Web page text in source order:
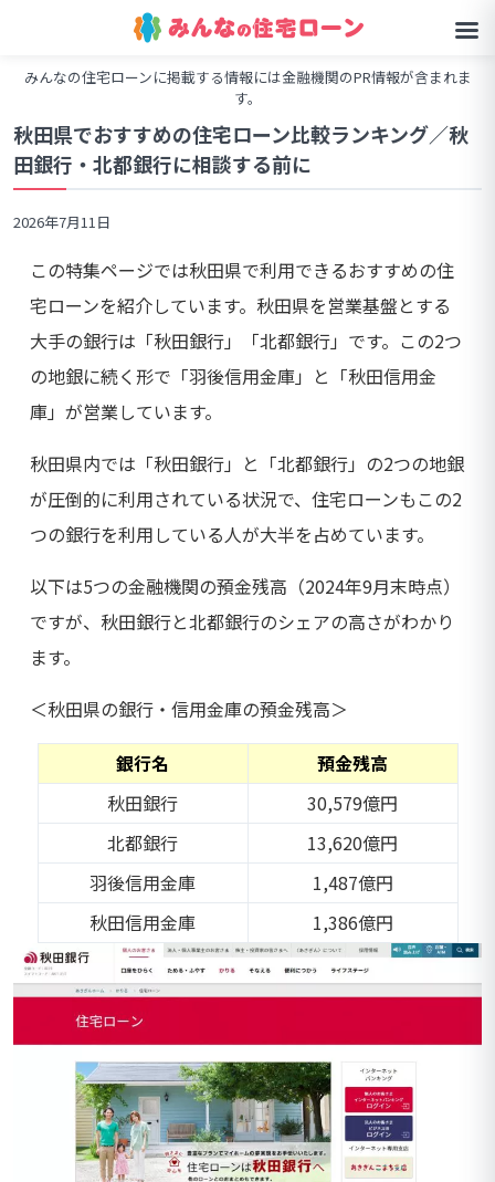
みんなの住宅ローンに掲載する情報には金融機関のPR情報が含まれま
す。
秋田県でおすすめの住宅ローン比較ランキング／秋
田銀行・北都銀行に相談する前に
2026年7月11日
この特集ページでは秋田県で利用できるおすすめの住
宅ローンを紹介しています。秋田県を営業基盤とする
大手の銀行は「秋田銀行」「北都銀行」です。この2つ
の地銀に続く形で「羽後信用金庫」と「秋田信用金
庫」が営業しています。
秋田県内では「秋田銀行」と「北都銀行」の2つの地銀
が圧倒的に利用されている状況で、住宅ローンもこの2
つの銀行を利用している人が大半を占めています。
以下は5つの金融機関の預金残高（2024年9月末時点）
ですが、秋田銀行と北都銀行のシェアの高さがわかり
ます。
＜秋田県の銀行・信用金庫の預金残高＞
銀行名
預金残高
秋田銀行
30,579億円
北都銀行
13,620億円
羽後信用金庫
1,487億円
秋田信用金庫
1,386億円